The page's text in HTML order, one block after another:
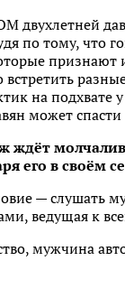
двухлетней
по тому, что
признают
на подхвате
может
ждёт
его в своём
— слушать
ведущая к
мужчина